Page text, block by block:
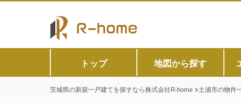
トップ 地図から探す
茨城県の新築一戸建てを探すなら株式会社R-home 土浦市の物件